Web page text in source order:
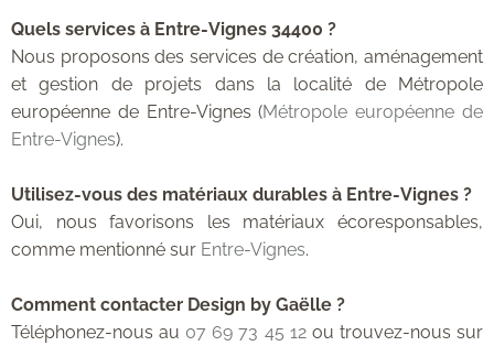
Quels services à Entre-Vignes 34400 ?
Nous proposons des services de création, aménagement
et gestion de projets dans la localité de Métropole
européenne de Entre-Vignes (Métropole européenne de
Entre-Vignes).
Utilisez-vous des matériaux durables à Entre-Vignes ?
Oui, nous favorisons les matériaux écoresponsables,
comme mentionné sur Entre-Vignes.
Comment contacter Design by Gaëlle ?
Téléphonez-nous au 07 69 73 45 12ou trouvez-nous sur